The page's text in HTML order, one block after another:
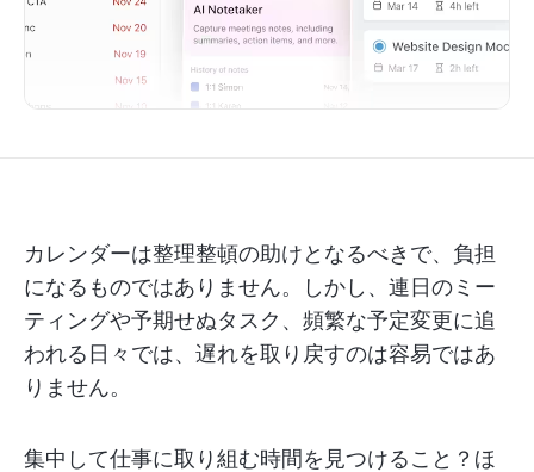
カレンダーは整理整頓の助けとなるべきで、負担
になるものではありません。しかし、連日のミー
ティングや予期せぬタスク、頻繁な予定変更に追
われる日々では、遅れを取り戻すのは容易ではあ
りません。
集中して仕事に取り組む時間を見つけること？ほ